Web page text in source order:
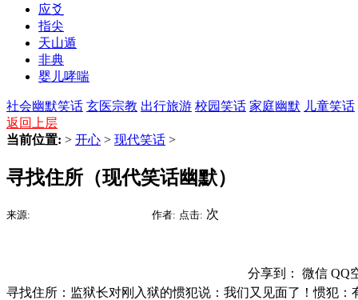
应爻
指尖
天山遁
非典
婴儿哮喘
社会幽默笑话 玄医宗教 出行旅游 校园笑话 家庭幽默 儿童笑话
返回上层
当前位置: > 开心 > 现代笑话 >
寻找住所（现代笑话幽默）
来源: 作者: 点击: 次
分享到： 微信 QQ
寻找住所：监狱长对刚入狱的惯犯说：我们又见面了！惯犯